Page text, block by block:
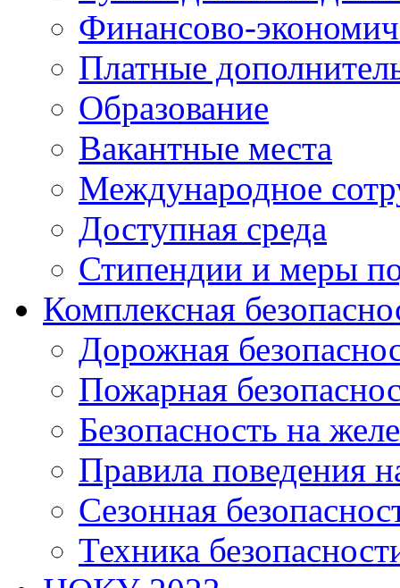
Финансово-
Платные
Образование
Вакантные места
Международное
Доступная среда
Стипендии и меры
Комплексная
Дорожная
Пожарная
Безопасность на
Правила поведения
Сезонная
Техника